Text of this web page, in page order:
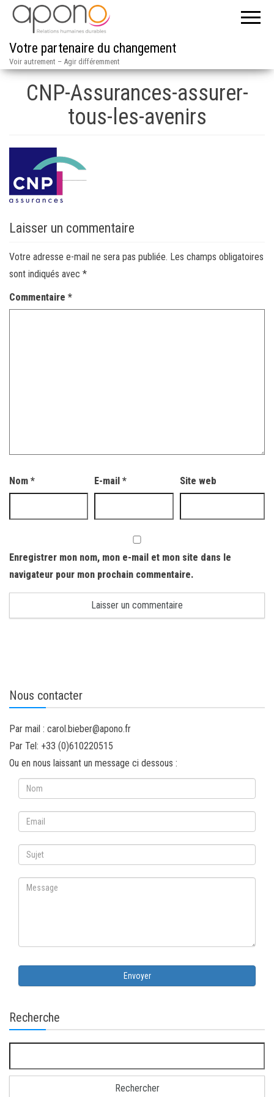
Votre partenaire du changement
Voir autrement – Agir différemment
CNP-Assurances-assurer-
tous-les-avenirs
Laisser un commentaire
Votre adresse e-mail ne sera pas publiée. Les champs obligatoires
sont indiqués avec *
Commentaire *
Nom * E-mail* Site web
Enregistrer mon nom, mon e-mail et mon site dans le
navigateur pour mon prochain commentaire.
Nous contacter
Par mail : carol.bieber@apono.fr
Par Tel: +33 (0)610220515
Ou en nous laissant un message ci dessous :
Envoyer
Recherche